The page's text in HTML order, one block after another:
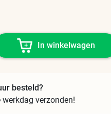
In winkelwagen
besteld?
werkdag verzonden!